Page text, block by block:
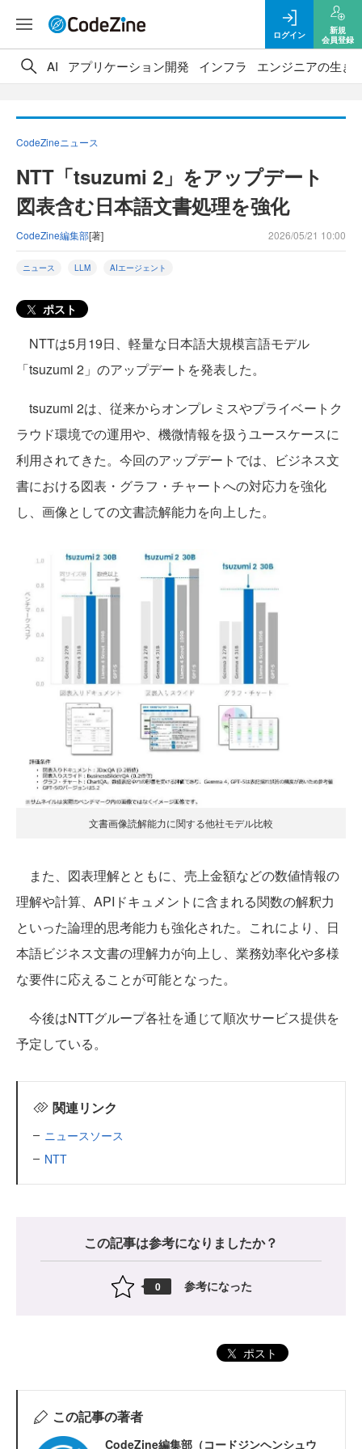
ログイン
新規
会員登録
AI アプリケーション開発 インフラ エンジニアの生き
CodeZineニュース
NTT「tsuzumi 2」をアップデート
図表含む日本語文書処理を強化
CodeZine編集部[著] 2026/05/21 10:00
ニュース LLM AIエージェント
ポスト
NTTは5月19日、軽量な日本語大規模言語モデル
「tsuzumi 2」のアップデートを発表した。
tsuzumi 2は、従来からオンプレミスやプライベートク
ラウド環境での運用や、機微情報を扱うユースケースに
利用されてきた。今回のアップデートでは、ビジネス文
書における図表・グラフ・チャートへの対応力を強化
し、画像としての文書読解能力を向上した。
文書画像読解能力に関する他社モデル比較
また、図表理解とともに、売上金額などの数値情報の
理解や計算、APIドキュメントに含まれる関数の解釈力
といった論理的思考能力も強化された。これにより、日
本語ビジネス文書の理解力が向上し、業務効率化や多様
な要件に応えることが可能となった。
今後はNTTグループ各社を通じて順次サービス提供を
予定している。
関連リンク
ニュースソース
NTT
この記事は参考になりましたか？
0 参考になった
ポスト
この記事の著者
CodeZine編集部（コードジンヘンシュウ